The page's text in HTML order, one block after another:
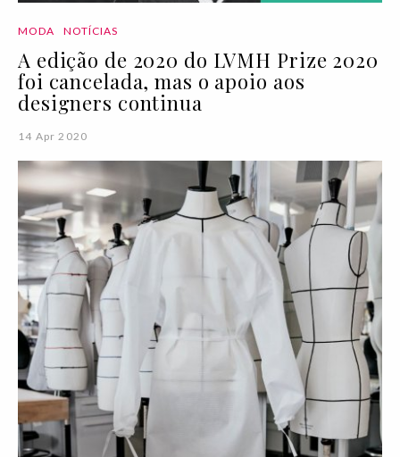
MODA NOTÍCIAS
A edição de 2020 do LVMH Prize 2020
foi cancelada, mas o apoio aos
designers continua
14 Apr 2020